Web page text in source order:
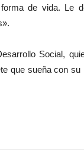
de vida. Le
Social,
que sueña con